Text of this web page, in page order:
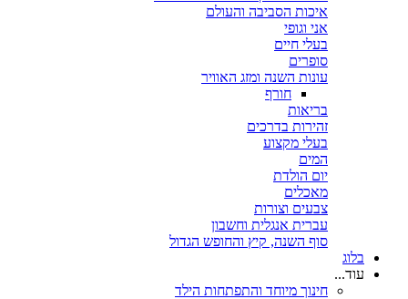
איכות הסביבה והעולם
אני וגופי
בעלי חיים
סופרים
עונות השנה ומזג האוויר
חורף
בריאות
זהירות בדרכים
בעלי מקצוע
המים
יום הולדת
מאכלים
צבעים וצורות
עברית אנגלית וחשבון
סוף השנה, קיץ והחופש הגדול
בלוג
עוד...
חינוך מיוחד והתפתחות הילד